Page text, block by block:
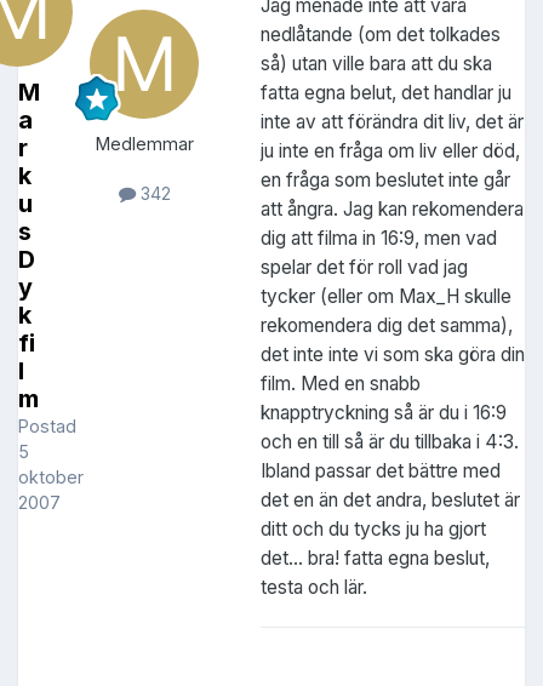
M
a
r
k
u
s
D
y
k
fi
l
m
Postad
5
oktober
2007
Medlemmar
342
Jag menade inte att vara
nedlåtande (om det tolkades
så) utan ville bara att du ska
fatta egna belut, det handlar ju
inte av att förändra dit liv, det är
ju inte en fråga om liv eller död,
en fråga som beslutet inte går
att ångra. Jag kan rekomendera
dig att filma in 16:9, men vad
spelar det för roll vad jag
tycker (eller om Max_H skulle
rekomendera dig det samma),
det inte inte vi som ska göra din
film. Med en snabb
knapptryckning så är du i 16:9
och en till så är du tillbaka i 4:3.
Ibland passar det bättre med
det en än det andra, beslutet är
ditt och du tycks ju ha gjort
det... bra! fatta egna beslut,
testa och lär.